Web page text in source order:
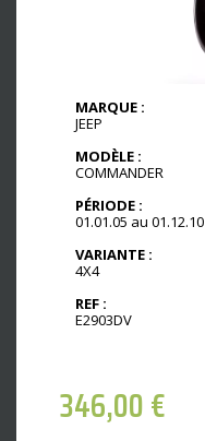
MARQUE :
JEEP
MODÈLE :
COMMANDER
PÉRIODE :
01.01.05 au 01.12.10
VARIANTE :
4X4
REF :
E2903DV
346,00€